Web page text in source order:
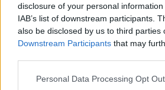
disclosure of your personal
IAB’s list of downstream participants.
also be disclosed by us to third parties
Downstream Participants that may
Personal Data Processing Opt
ΡΟΥΛΑ ΠΙΣΠΙΡΙΓΚΟΥ
ΘΑΝΑΤΟΣ